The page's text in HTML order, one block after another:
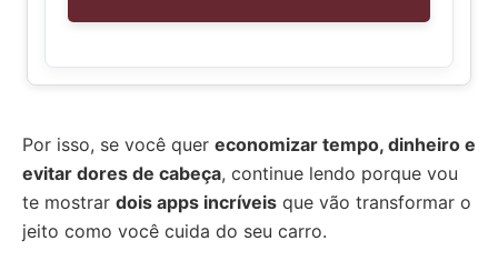
Por isso, se você quer economizar tempo, dinheiro e
evitar dores de cabeça, continue lendo porque vou
te mostrar dois apps incríveis que vão transformar o
jeito como você cuida do seu carro.